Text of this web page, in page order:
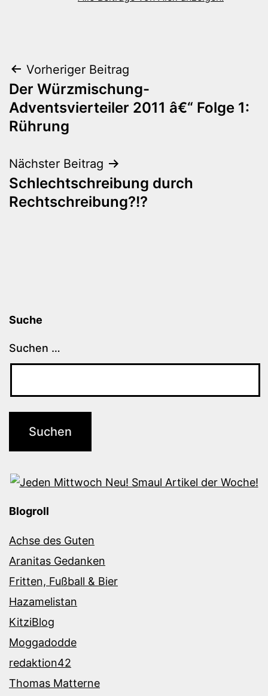
Beitragsnavigation
Vorheriger Beitrag
Der Würzmischung-
Adventsvierteiler 2011 â€“ Folge 1:
Rührung
Nächster Beitrag
Schlechtschreibung durch
Rechtschreibung?!?
Suche
Suchen …
Blogroll
Achse des Guten
Aranitas Gedanken
Fritten, Fußball & Bier
Hazamelistan
KitziBlog
Moggadodde
redaktion42
Thomas Matterne